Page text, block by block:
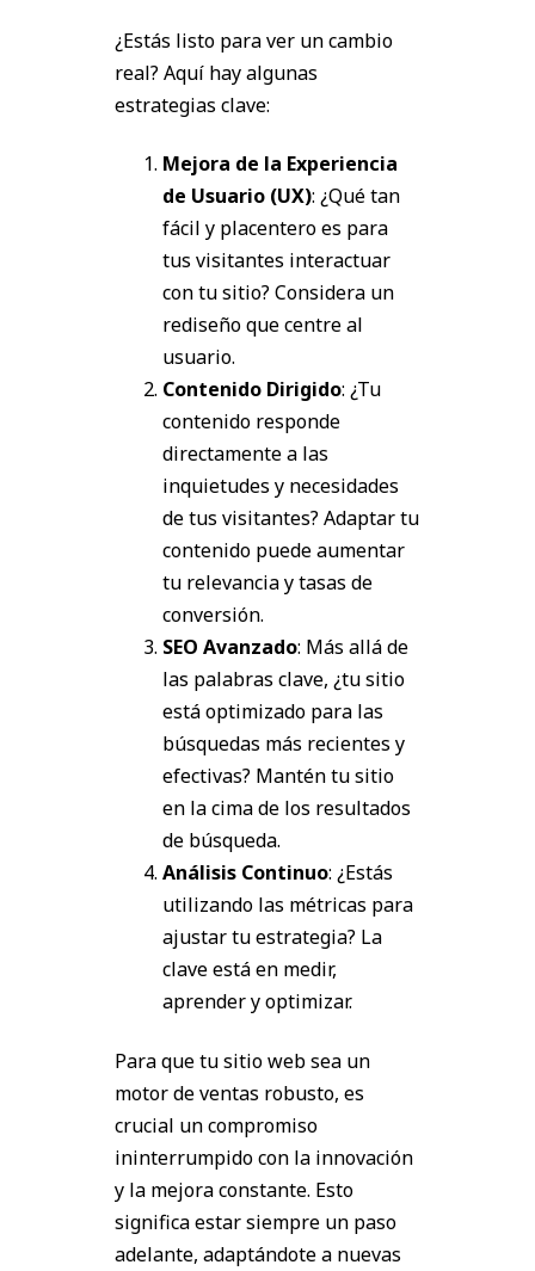
¿Estás listo para ver un cambio
real? Aquí hay algunas
estrategias clave:
Mejora de la Experiencia
de Usuario (UX): ¿Qué tan
fácil y placentero es para
tus visitantes interactuar
con tu sitio? Considera un
rediseño que centre al
usuario.
Contenido Dirigido: ¿Tu
contenido responde
directamente a las
inquietudes y necesidades
de tus visitantes? Adaptar tu
contenido puede aumentar
tu relevancia y tasas de
conversión.
SEO Avanzado: Más allá de
las palabras clave, ¿tu sitio
está optimizado para las
búsquedas más recientes y
efectivas? Mantén tu sitio
en la cima de los resultados
de búsqueda.
Análisis Continuo: ¿Estás
utilizando las métricas para
ajustar tu estrategia? La
clave está en medir,
aprender y optimizar.
Para que tu sitio web sea un
motor de ventas robusto, es
crucial un compromiso
ininterrumpido con la innovación
y la mejora constante. Esto
significa estar siempre un paso
adelante, adaptándote a nuevas